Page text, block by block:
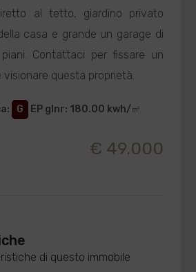
al tetto, giardino privato
casa e grande un garage di
Contattaci per fissare un
questa proprietà.
: G EP glnr: 180.00 kwh/㎡
€ 49.000
di questo immobile